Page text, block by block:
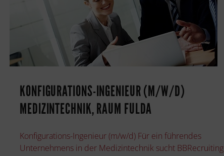
KONFIGURATIONS-INGENIEUR (M/W/D)
MEDIZINTECHNIK, RAUM FULDA
Konfigurations-Ingenieur (m/w/d) Für ein führendes
Unternehmens in der Medizintechnik sucht BBRecruiting